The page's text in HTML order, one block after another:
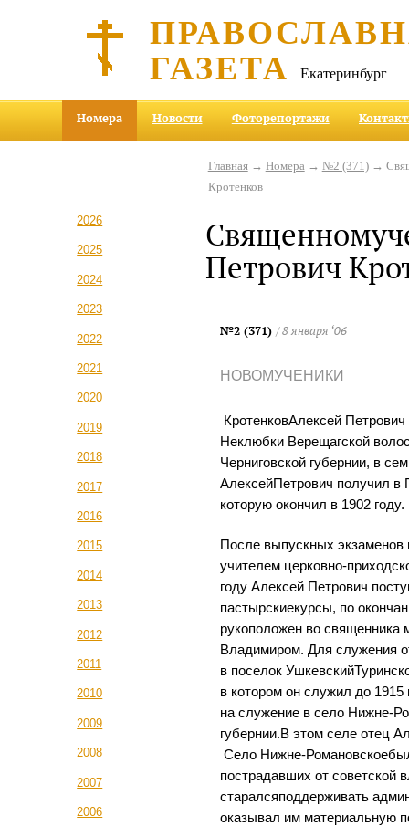
ГАЗЕТА Екатеринбург
Номера Новости Фоторепортажи
2026
2025
2024
2023
2022
2021
2020
2019
2018
2017
2016
2015
2014
2013
2012
2011
2010
2009
2008
2007
2006
Главная→ Номера → №2 (371)→
Кротенков
Петрович
№2 (371) / 8 января ‘06
НОВОМУЧЕНИКИ
КротенковАлексей
Неклюбки Верещагской
Черниговской губернии, в
АлексейПетрович получил в
которую окончил в 1902 году.
После выпускных экзаменов
учителем церковно-
году Алексей Петрович
пастырскиекурсы, по
рукоположен во священника
Владимиром. Для служения
в поселок
в котором он служил до 1915
на служение в село Нижне-
губернии.В этом селе отец
Село Нижне-
пострадавших от советской
старалсяподдерживать
оказывал им материальную